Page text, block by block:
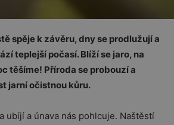
spěje k závěru, dny se prodlužují a
teplejší počasí. Blíží se jaro, na
těšíme! Příroda se probouzí a
jarní očistnou kůru.
ubíjí a únava nás pohlcuje. Naštěstí